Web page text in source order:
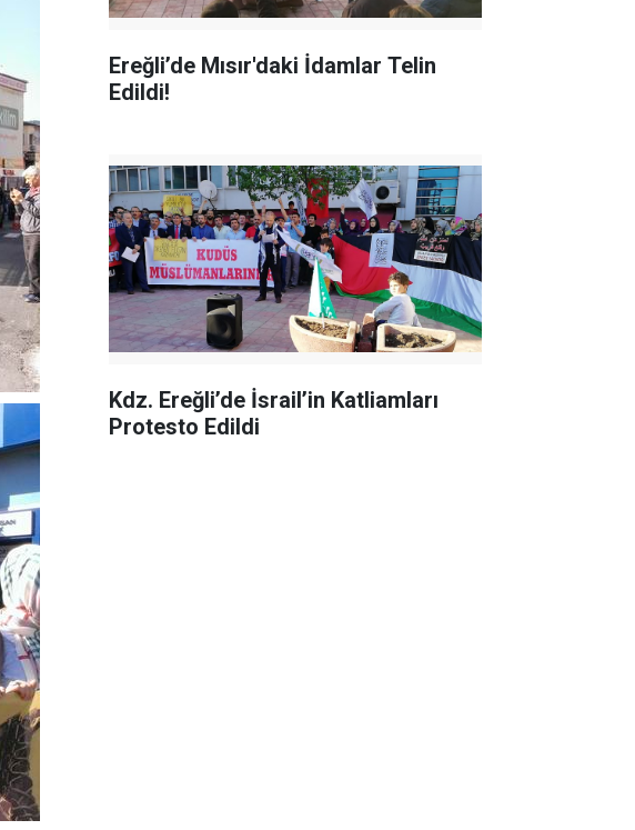
Ereğli’de Mısır'daki İdamlar Telin
Edildi!
Kdz. Ereğli’de İsrail’in Katliamları
Protesto Edildi